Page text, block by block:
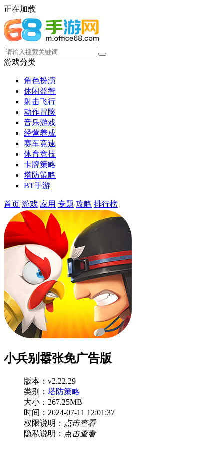
正在加载
游戏分类
角色扮演
休闲益智
射击飞行
动作冒险
音乐游戏
经营养成
赛车竞速
体育竞技
卡牌策略
塔防策略
BT手游
首页 游戏 应用 专题 攻略 排行榜
小兵别嚣张免广告版
版本：v2.22.29
类别： 塔防策略
大小：267.25MB
时间：2024-07-11 12:01:37
权限说明： 点击查看
隐私说明： 点击查看